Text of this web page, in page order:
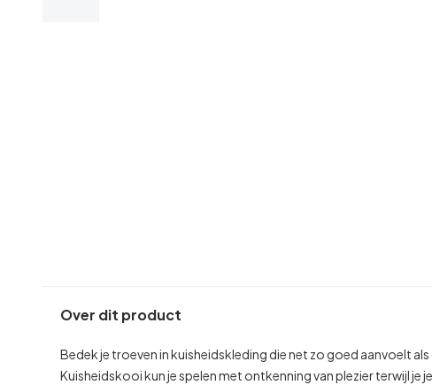
Over dit product
Bedek je troeven in kuisheidskleding die net zo goed aanvoelt
Kuisheidskooi kun je spelen met ontkenning van plezier terwijl je